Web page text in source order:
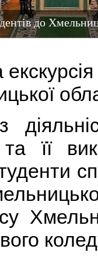
до
її